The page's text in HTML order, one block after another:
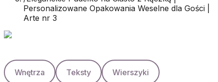
Personalizowane Opakowania Weselne dla Gości |
Arte nr 3
Wnętrza Teksty Wierszyki